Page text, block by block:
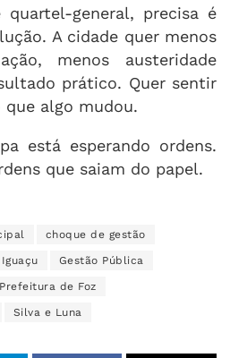
general, precisa é
A cidade quer menos
menos austeridade
prático. Quer sentir
algo mudou.
está esperando ordens.
que saiam do papel.
choque de gestão
Gestão Pública
Prefeitura de Foz
Silva e Luna